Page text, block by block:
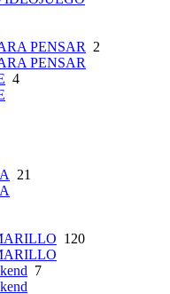
PENSAR 2
PENSAR
4
21
120
7